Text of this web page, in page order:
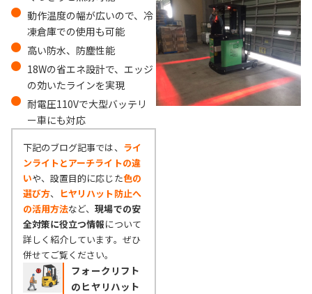
動作温度の幅が広いので、冷
凍倉庫での使用も可能
高い防水、防塵性能
18Wの省エネ設計で、エッジ
の効いたラインを実現
耐電圧110Vで大型バッテリ
ー車にも対応
下記のブログ記事では、 ライ
ンライトとアーチライトの違
いや、設置目的に応じた色の
選び方、 ヒヤリハット防止へ
の活用方法など、現場での安
全対策に役立つ情報について
詳しく紹介しています。ぜひ
併せてご覧ください。
フォークリフト
のヒヤリハット